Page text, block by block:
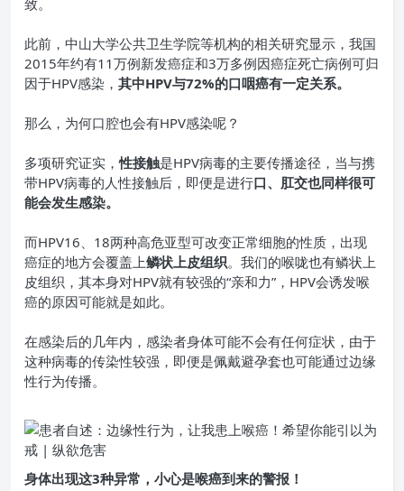
致。
此前，中山大学公共卫生学院等机构的相关研究显示，我国
2015年约有11万例新发癌症和3万多例因癌症死亡病例可归
因于HPV感染， 其中HPV与72%的口咽癌有一定关系。
那么，为何口腔也会有HPV感染呢？
多项研究证实，性接触是HPV病毒的主要传播途径，当与携
带HPV病毒的人性接触后，即便是进行口、肛交也同样很可
能会发生感染。
而HPV16、18两种高危亚型可改变正常细胞的性质，出现
癌症的地方会覆盖上鳞状上皮组织。我们的喉咙也有鳞状上
皮组织，其本身对HPV就有较强的“亲和力”，HPV会诱发喉
癌的原因可能就是如此。
在感染后的几年内，感染者身体可能不会有任何症状，由于
这种病毒的传染性较强，即便是佩戴避孕套也可能通过边缘
性行为传播。
身体出现这3种异常， 小心是喉癌到来的警报！